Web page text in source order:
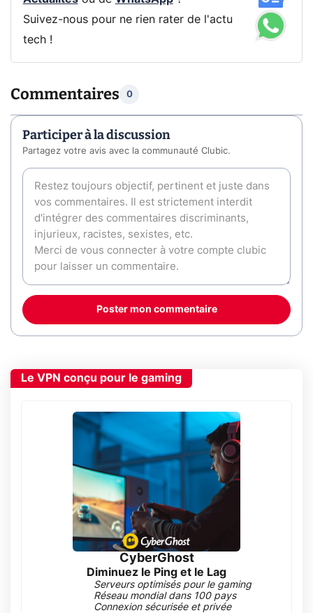
Suivez-nous pour ne rien rater de l'actu
tech !
Commentaires 0
Participer à la discussion
Partagez votre avis avec la communauté Clubic.
Poster mon commentaire
Le VPN conçu pour le gaming
CyberGhost
Diminuez le Ping et le Lag
Serveurs optimisés pour le gaming
Réseau mondial dans 100 pays
Connexion sécurisée et privée